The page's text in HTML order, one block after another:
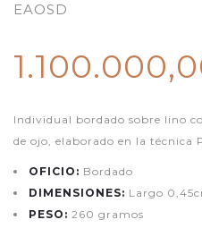
EAOSD
Individual bordado sobre lino
de ojo, elaborado en la técnica
OFICIO: Bordado
DIMENSIONES: Largo
PESO: 260 gramos